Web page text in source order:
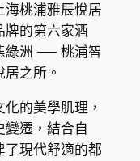
海桃浦雅辰悅居
牌的第六家酒
綠洲 ── 桃浦智
之所。
的美學肌理，
變遷，結合自
了現代舒適的都